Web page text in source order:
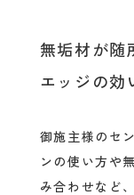
無垢材が随
エッジの効
御施主様のセ
ンの使い方や
み合わせなど